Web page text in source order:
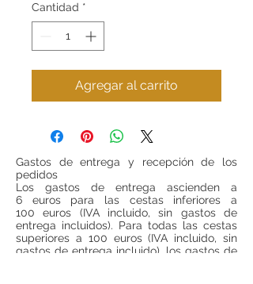
Cantidad *
Agregar al carrito
Gastos de entrega y recepción de los
pedidos
Los gastos de entrega ascienden a
6 euros para las cestas inferiores a
100 euros (IVA incluido, sin gastos de
entrega incluidos). Para todas las cestas
superiores a 100 euros (IVA incluido, sin
gastos de entrega incluido), los gastos de